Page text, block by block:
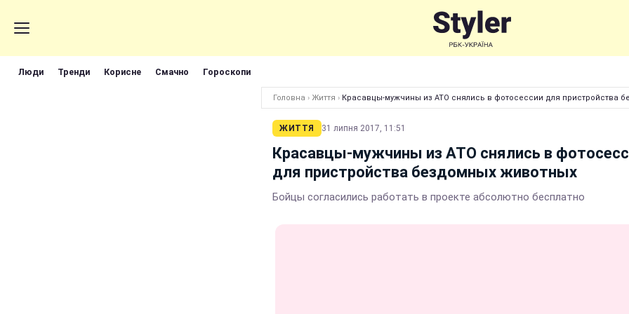
Люди Тренди Корисне Смачно Гороскопи
Головна › Життя › Красавцы-мужчины из АТО снялись в фотосессии для пристройства
ЖИТТЯ 31 липня 2017, 11:51
Красавцы-мужчины из АТО снялись в
для пристройства бездомных животных
Бойцы согласились работать в проекте абсолютно бесплатно